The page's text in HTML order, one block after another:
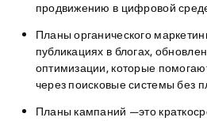
продвижению в цифровой
Планы органического
публикациях в блогах,
оптимизации, которые
через поисковые системы без
Планы кампаний —это